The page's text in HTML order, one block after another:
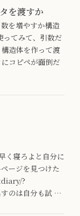
を渡すか
を増やすか構造
ってみて、引数だ
造体を作って渡
コピペが面倒だ
く寝ろよと自分に
ージを見つけた
?
のは自分も試 …